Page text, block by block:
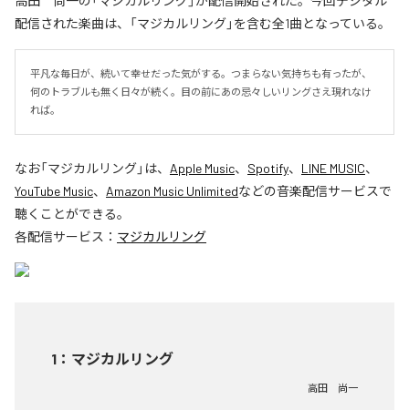
配信された楽曲は、「マジカルリング」を含む全1曲となっている。
平凡な毎日が、続いて幸せだった気がする。つまらない気持ちも有ったが、
何のトラブルも無く日々が続く。目の前にあの忌々しいリングさえ現れなけ
れば。
なお「マジカルリング」は、 Apple Music、 Spotify、 LINE MUSIC、
YouTube Music、 Amazon Music Unlimitedなどの音楽配信サービスで
聴くことができる。
各配信サービス： マジカルリング
1 ： マジカルリング
高田 尚一